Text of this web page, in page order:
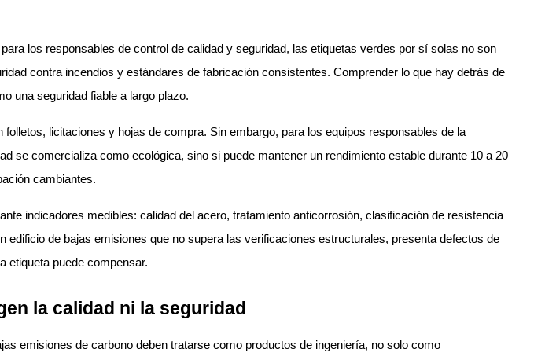
los responsables de control de calidad y seguridad, las etiquetas verdes por sí solas no son
contra incendios y estándares de fabricación consistentes. Comprender lo que hay detrás de
una seguridad fiable a largo plazo.
licitaciones y hojas de compra. Sin embargo, para los equipos responsables de la
se comercializa como ecológica, sino si puede mantener un rendimiento estable durante 10 a 20
cambiantes.
indicadores medibles: calidad del acero, tratamiento anticorrosión, clasificación de resistencia
de bajas emisiones que no supera las verificaciones estructurales, presenta defectos de
etiqueta puede compensar.
la calidad ni la seguridad
emisiones de carbono deben tratarse como productos de ingeniería, no solo como